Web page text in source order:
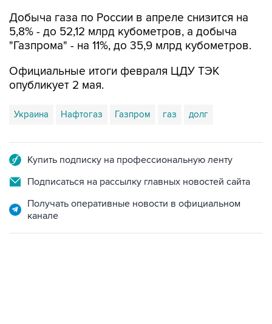
Добыча газа по России в апреле снизится на
5,8% - до 52,12 млрд кубометров, а добыча
"Газпрома" - на 11%, до 35,9 млрд кубометров.
Официальные итоги февраля ЦДУ ТЭК
опубликует 2 мая.
Украина Нафтогаз Газпром газ долг
Купить подписку на профессиональную ленту
Подписаться на рассылку главных новостей сайта
Получать оперативные новости в официальном
канале